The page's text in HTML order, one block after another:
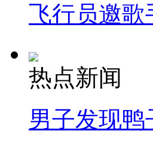
飞行员邀歌
热点新闻
男子发现